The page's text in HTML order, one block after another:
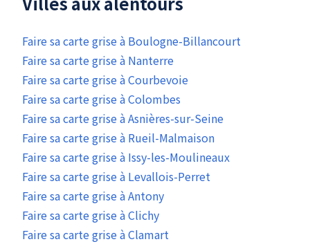
Faire sa carte grise à Boulogne-Billancourt
Faire sa carte grise à Nanterre
Faire sa carte grise à Courbevoie
Faire sa carte grise à Colombes
Faire sa carte grise à Asnières-sur-Seine
Faire sa carte grise à Rueil-Malmaison
Faire sa carte grise à Issy-les-Moulineaux
Faire sa carte grise à Levallois-Perret
Faire sa carte grise à Antony
Faire sa carte grise à Clichy
Faire sa carte grise à Clamart